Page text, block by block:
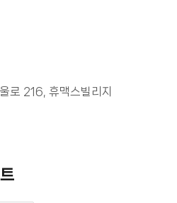
로 216, 휴맥스빌리지